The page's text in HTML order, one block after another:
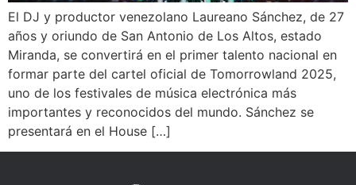
El DJ y productor venezolano Laureano Sánchez, de 27
años y oriundo de San Antonio de Los Altos, estado
Miranda, se convertirá en el primer talento nacional en
formar parte del cartel oficial de Tomorrowland 2025,
uno de los festivales de música electrónica más
importantes y reconocidos del mundo. Sánchez se
presentará en el House […]